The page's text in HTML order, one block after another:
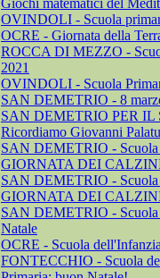
Giochi matematici del
OVINDOLI - Scuola
OCRE - Giornata della
ROCCA DI MEZZO -
2021
OVINDOLI - Scuola
SAN DEMETRIO - 8
SAN DEMETRIO PER IL
Ricordiamo Giovanni
SAN DEMETRIO - Scuola
GIORNATA DEI
SAN DEMETRIO - Scuola
GIORNATA DEI
SAN DEMETRIO - Scuola
Natale
OCRE - Scuola
FONTECCHIO - Scuola